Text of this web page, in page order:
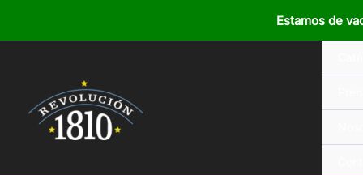
Estamos de